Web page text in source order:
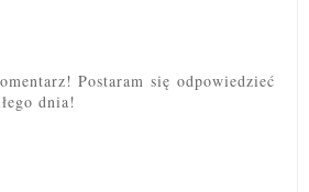
Postaram się odpowiedzieć
dnia!